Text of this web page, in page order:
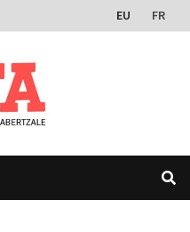
EU FR